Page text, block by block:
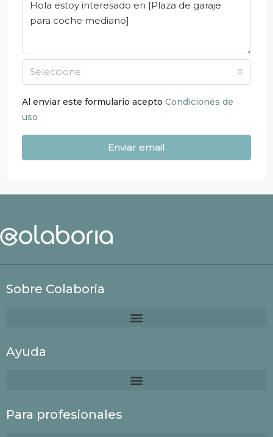
Seleccione
Al enviar este formulario acepto Condiciones de
uso
Enviar email
Sobre Colaboria
Ayuda
Para profesionales